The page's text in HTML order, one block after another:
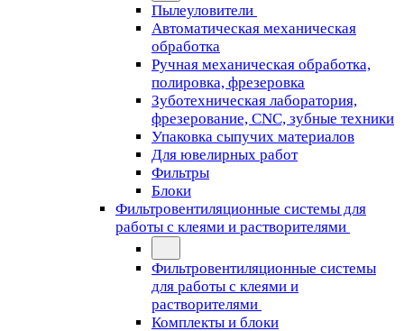
Пылеуловители
Автоматическая механическая
обработка
Ручная механическая обработка,
полировка, фрезеровка
Зуботехническая лаборатория,
фрезерование, CNC, зубные техники
Упаковка сыпучих материалов
Для ювелирных работ
Фильтры
Блоки
Фильтровентиляционные системы для
работы с клеями и растворителями
Фильтровентиляционные системы
для работы с клеями и
растворителями
Комплекты и блоки